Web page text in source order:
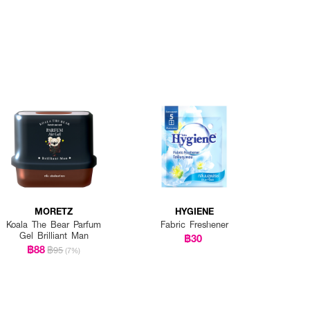
MORETZ
Koala The Bear Parfum
Gel Brilliant Man
฿88฿95 (7%)
HYGIENE
Fabric Freshener
฿30